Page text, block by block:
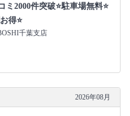
ミ2000件突破⭐️駐車場無料⭐
得⭐
千葉支店
2026年08月